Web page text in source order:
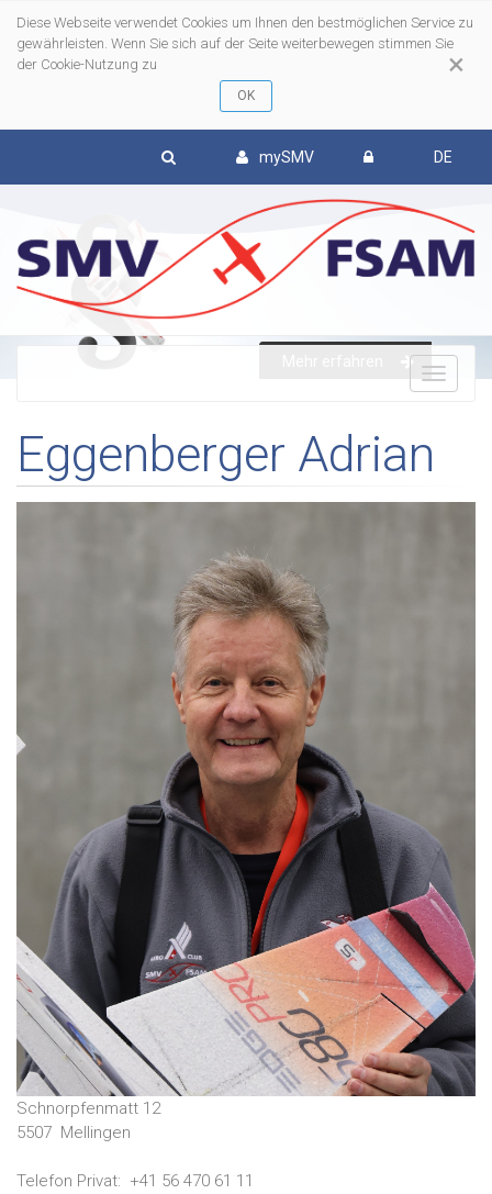
×
Diese Webseite verwendet Cookies um Ihnen den bestmöglichen Service zu
gewährleisten. Wenn Sie sich auf der Seite weiterbewegen stimmen Sie
der Cookie-Nutzung zu
mySMV DE
Eggenberger Adrian
Schnorpfenmatt 12
5507 Mellingen
Telefon Privat: +41 56 470 61 11